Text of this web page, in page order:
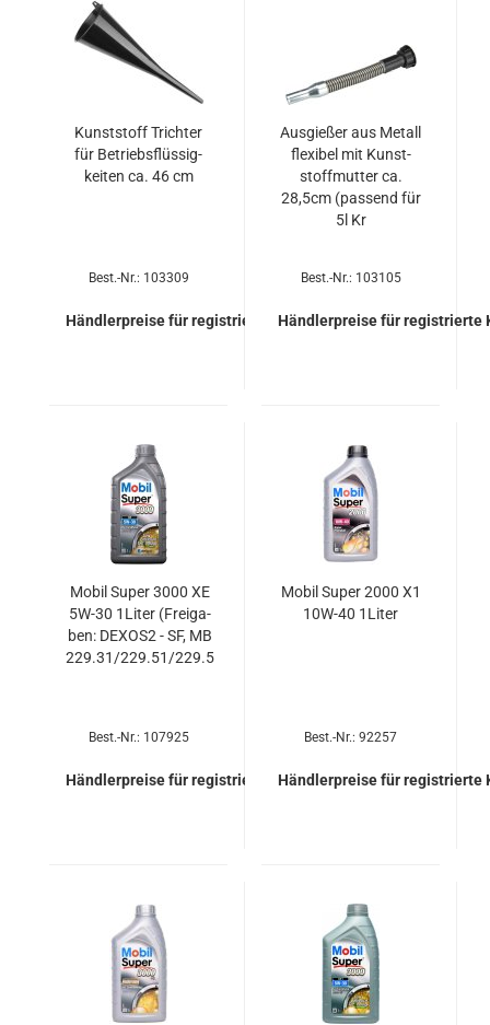
Kunst­stoff Trich­ter
für Be­triebs­flüs­sig­
kei­ten ca. 46 cm
Best.-Nr.: 103309
Händlerpreise für registrierte Kunden
Aus­gie­ßer aus Me­tall
fle­xi­bel mit Kunst­
stoff­mut­ter ca.
28,5cm (pas­send für
5l Kr
Best.-Nr.: 103105
Händlerpreise für registrierte
Mobil Super 3000 XE
5W-30 1Liter (Frei­ga­
ben: DEXOS2 - SF, MB
229.31/229.51/229.5
Best.-Nr.: 107925
Händlerpreise für registrierte Kunden
Mobil Super 2000 X1
10W-​40 1Liter
Best.-Nr.: 92257
Händlerpreise für registrierte